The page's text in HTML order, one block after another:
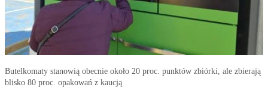
Butelkomaty stanowią obecnie około 20 proc. punktów zbiórki, ale zbierają
blisko 80 proc. opakowań z kaucją